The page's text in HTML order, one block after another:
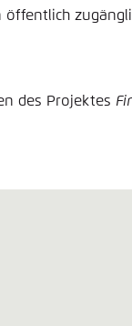
des Projektes